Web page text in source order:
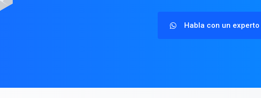
Habla con un experto